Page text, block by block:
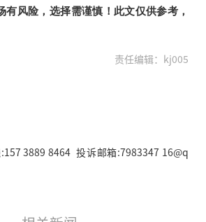
有风险，选择需谨慎！此文仅供参考，
责任编辑：kj005
3889 8464 投诉邮箱:7983347 16@q